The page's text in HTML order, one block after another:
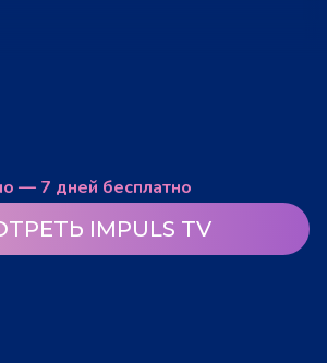
— 7 дней бесплатно
IMPULS TV